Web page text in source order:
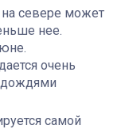
севере может
нее.
очень
дождями
самой